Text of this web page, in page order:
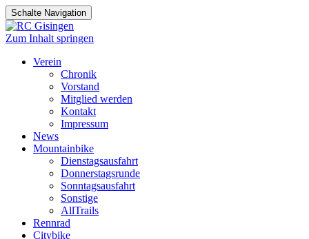
Schalte Navigation
Zum Inhalt springen
Verein
Chronik
Vorstand
Mitglied werden
Kontakt
Impressum
News
Mountainbike
Dienstagsausfahrt
Donnerstagsrunde
Sonntagsausfahrt
Sonstige
AllTrails
Rennrad
Citybike